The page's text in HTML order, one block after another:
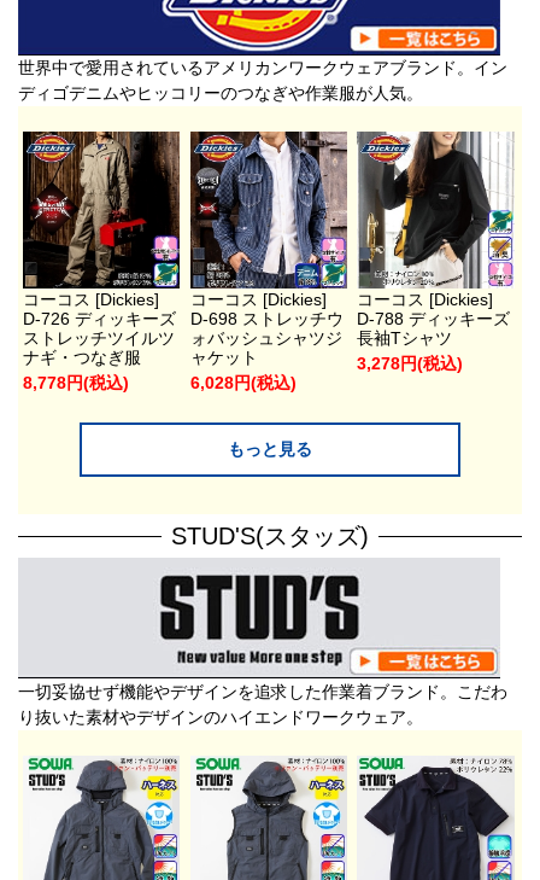
世界中で愛用されているアメリカンワークウェアブランド。イン
ディゴデニムやヒッコリーのつなぎや作業服が人気。
コーコス [Dickies]
D-726 ディッキーズ
ストレッチツイルツ
ナギ・つなぎ服
8,778円(税込)
コーコス [Dickies]
D-698 ストレッチウ
ォバッシュシャツジ
ャケット
6,028円(税込)
コーコス [Dickies]
D-788 ディッキーズ
長袖Tシャツ
3,278円(税込)
もっと見る
STUD'S(スタッズ)
一切妥協せず機能やデザインを追求した作業着ブランド。こだわ
り抜いた素材やデザインのハイエンドワークウェア。